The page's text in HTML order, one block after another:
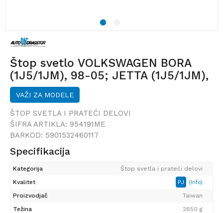
1
Štop svetlo VOLKSWAGEN BORA
(1J5/1JM), 98-05; JETTA (1J5/1JM),
98-05;
VAŽI ZA MODELE
ŠTOP SVETLA I PRATEĆI DELOVI
ŠIFRA ARTIKLA: 954191ME
BARKOD: 5901532460117
Specifikacija
Kategorija
Štop svetla i prateći delovi
Kvalitet
PJ (Info)
Proizvodjač
Taiwan
Težina
2650 g